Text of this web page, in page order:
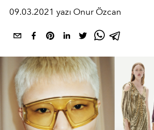
09.03.2021 yazı Onur Özcan